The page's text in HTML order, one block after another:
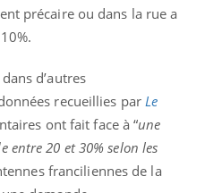
précaire ou dans la rue a
d’autres
recueillies par Le
ont fait face à “une
entre 20 et 30% selon les
franciliennes de la